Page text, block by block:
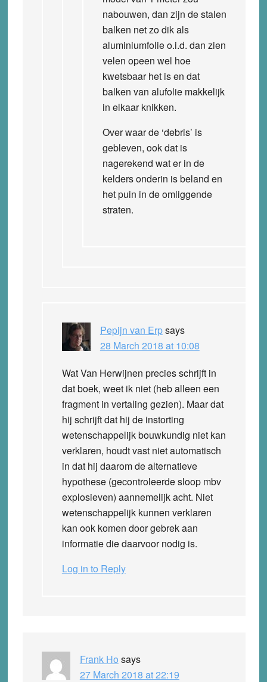
nabouwen, dan zijn de stalen
balken net zo dik als
aluminiumfolie o.i.d. dan zien
velen opeen wel hoe
kwetsbaar het is en dat
balken van alufolie makkelijk
in elkaar knikken.
Over waar de ‘debris’ is
gebleven, ook dat is
nagerekend wat er in de
kelders onderin is beland en
het puin in de omliggende
straten.
Pepijn van Erpsays
28 March 2018 at 10:08
Wat Van Herwijnen precies schrijft in
dat boek, weet ik niet (heb alleen een
fragment in vertaling gezien). Maar dat
hij schrijft dat hij de instorting
wetenschappelijk bouwkundig niet kan
verklaren, houdt vast niet automatisch
in dat hij daarom de alternatieve
hypothese (gecontroleerde sloop mbv
explosieven) aannemelijk acht. Niet
wetenschappelijk kunnen verklaren
kan ook komen door gebrek aan
informatie die daarvoor nodig is.
Log in to Reply
Frank Ho says
27 March 2018 at 22:19